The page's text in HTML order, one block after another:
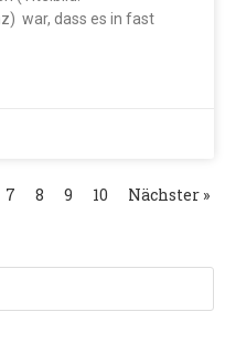
war, dass es in fast
7 8 9 10 Nächster »